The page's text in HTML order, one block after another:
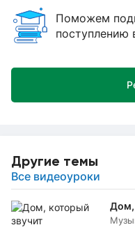
Другие темы
Все видеоуроки
Дом,
Поможем
поступлению